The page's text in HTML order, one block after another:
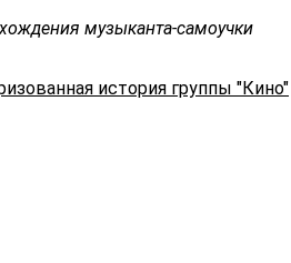
музыканта-самоучки
история группы "Кино"